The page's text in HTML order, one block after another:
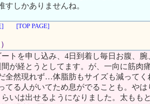
すしかありませんね。
] [TOP PAGE]
トを申し込み、4日到着し毎日お腹、
が経とうとしてます。が、一向に筋肉
全然現れず…体脂肪もサイズも減って
てる人がいてため息がでることも。や
らいは出せるようになりました。太もも